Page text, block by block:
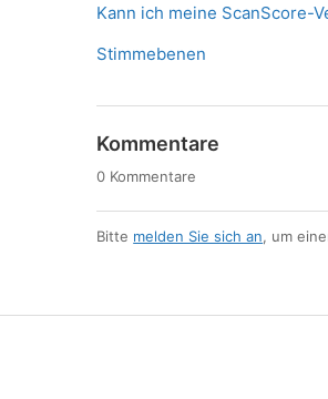
Kann ich meine ScanScore-
Stimmebenen
Kommentare
0 Kommentare
Bitte melden Sie sich an, um